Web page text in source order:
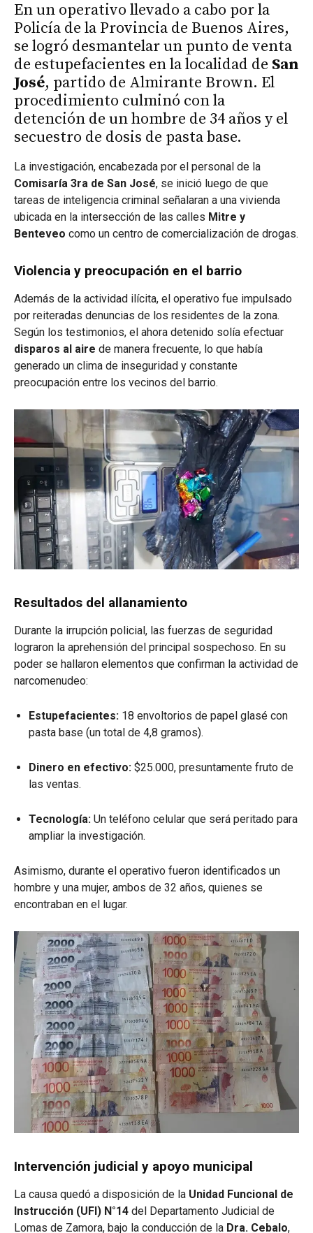
En un operativo llevado a cabo por la
Policía de la Provincia de Buenos Aires,
se logró desmantelar un punto de venta
de estupefacientes en la localidad de San
José, partido de Almirante Brown. El
procedimiento culminó con la
detención de un hombre de 34 años y el
secuestro de dosis de pasta base.
La investigación, encabezada por el personal de la
Comisaría 3ra de San José, se inició luego de que
tareas de inteligencia criminal señalaran a una vivienda
ubicada en la intersección de las calles Mitre y
Benteveo como un centro de comercialización de drogas.
Violencia y preocupación en el barrio
Además de la actividad ilícita, el operativo fue impulsado
por reiteradas denuncias de los residentes de la zona.
Según los testimonios, el ahora detenido solía efectuar
disparos al aire de manera frecuente, lo que había
generado un clima de inseguridad y constante
preocupación entre los vecinos del barrio.
Resultados del allanamiento
Durante la irrupción policial, las fuerzas de seguridad
lograron la aprehensión del principal sospechoso. En su
poder se hallaron elementos que confirman la actividad de
narcomenudeo:
Estupefacientes: 18 envoltorios de papel glasé con
pasta base (un total de 4,8 gramos).
Dinero en efectivo: $25.000, presuntamente fruto de
las ventas.
Tecnología: Un teléfono celular que será peritado para
ampliar la investigación.
Asimismo, durante el operativo fueron identificados un
hombre y una mujer, ambos de 32 años, quienes se
encontraban en el lugar.
Intervención judicial y apoyo municipal
La causa quedó a disposición de la Unidad Funcional de
Instrucción (UFI) N°14 del Departamento Judicial de
Lomas de Zamora, bajo la conducción de la Dra. Cebalo,